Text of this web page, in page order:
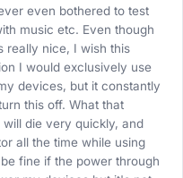
even bothered to test
music etc. Even though
really nice, I wish this
I would exclusively use
devices, but it constantly
this off. What that
die very quickly, and
all the time while using
fine if the power through